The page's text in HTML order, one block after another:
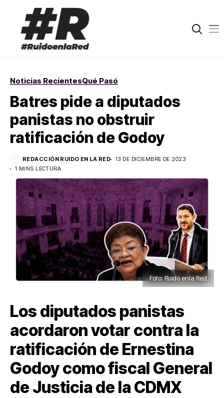
Noticias RecientesQué Pasó
Batres pide a diputados
panistas no obstruir
ratificación de Godoy
REDACCIÓN RUIDO EN LA RED
13 DE DICIEMBRE DE 2023
1 MINS LECTURA
Foto: Ruido enla Red
Los diputados panistas
acordaron votar contra la
ratificación de Ernestina
Godoy como fiscal General
de Justicia de la CDMX